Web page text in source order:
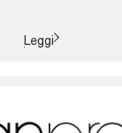
Leggi